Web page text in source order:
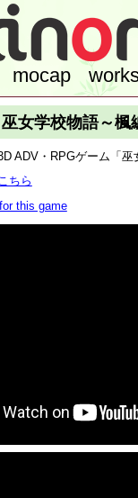
mocap
巫女学校物語～楓
ADV・RPGゲーム「巫
ちら
this game